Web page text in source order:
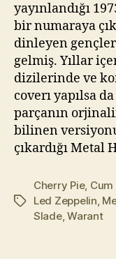
yayınlandığı
bir numaraya
dinleyen
gelmiş. Yıllar
dizilerinde ve
coverı yapılsa
parçanın
bilinen
çıkardığı Metal
Etiketler
Cherry Pie, Cum
Led Zeppelin,
Slade,Warant